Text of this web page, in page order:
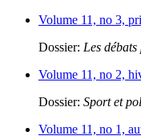
Volume 11, no 3,
Dossier: Les
Volume 11, no 2,
Dossier: Sport et
Volume 11, no 1,